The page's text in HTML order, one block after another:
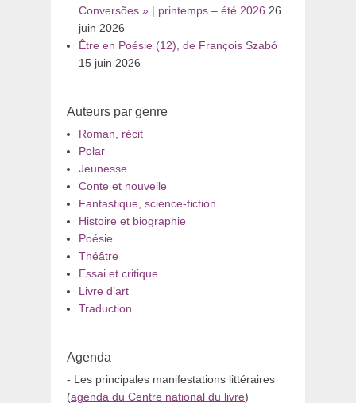
Conversões » | printemps – été 2026 26
juin 2026
Être en Poésie (12), de François Szabó
15 juin 2026
Auteurs par genre
Roman, récit
Polar
Jeunesse
Conte et nouvelle
Fantastique, science-fiction
Histoire et biographie
Poésie
Théâtre
Essai et critique
Livre d’art
Traduction
Agenda
- Les principales manifestations littéraires
(agenda du Centre national du livre)